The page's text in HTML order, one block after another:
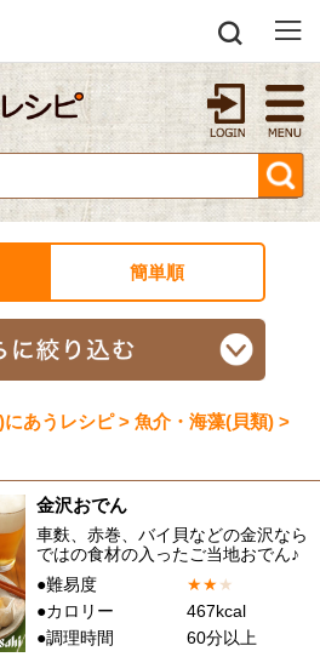
簡単順
あうレシピ > 魚介・海藻(貝類) >
金沢おでん
車麩、赤巻、バイ貝などの金沢なら
ではの食材の入ったご当地おでん♪
●難易度
★★★
●カロリー
467kcal
●調理時間
60分以上